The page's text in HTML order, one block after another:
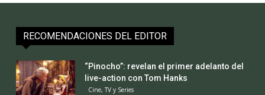
RECOMENDACIONES DEL EDITOR
“Pinocho”: revelan el primer adelanto del
live-action con Tom Hanks
Cine, TV y Series